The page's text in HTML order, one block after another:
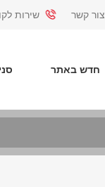
צור קשר שירות
חדש באתר